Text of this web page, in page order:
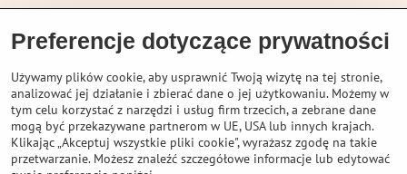
Przydatne linki
Tabela rozmiarów butów Shimano.
Jak wybrać odpowiedni widelec amortyzowany.
Jak wybrać odpowiedni rozmiar kasku?
Przewodnik po akumulatorach Shimano.
Zrozumienie opon bezdętkowych Schwalbe
Preferencje dotyczące prywatności
Używamy plików cookie, aby usprawnić Twoją wizytę na tej stronie,
analizować jej działanie i zbierać dane o jej użytkowaniu. Możemy w
tym celu korzystać z narzędzi i usług firm trzecich, a zebrane dane
mogą być przekazywane partnerom w UE, USA lub innych krajach.
Klikając „Akceptuj wszystkie pliki cookie", wyrażasz zgodę na takie
przetwarzanie. Możesz znaleźć szczegółowe informacje lub edytować